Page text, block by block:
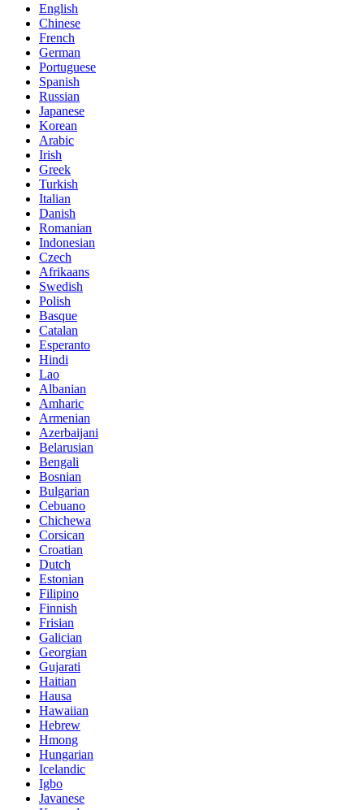
English
Chinese
French
German
Portuguese
Spanish
Russian
Japanese
Korean
Arabic
Irish
Greek
Turkish
Italian
Danish
Romanian
Indonesian
Czech
Afrikaans
Swedish
Polish
Basque
Catalan
Esperanto
Hindi
Lao
Albanian
Amharic
Armenian
Azerbaijani
Belarusian
Bengali
Bosnian
Bulgarian
Cebuano
Chichewa
Corsican
Croatian
Dutch
Estonian
Filipino
Finnish
Frisian
Galician
Georgian
Gujarati
Haitian
Hausa
Hawaiian
Hebrew
Hmong
Hungarian
Icelandic
Igbo
Javanese